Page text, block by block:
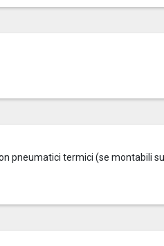
pneumatici termici (se montabili